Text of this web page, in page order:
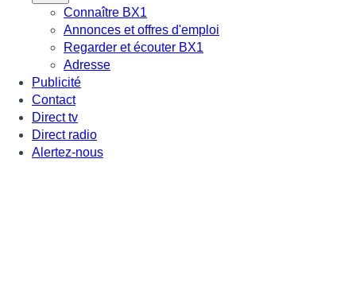
Connaître BX1
Annonces et offres d'emploi
Regarder et écouter BX1
Adresse
Publicité
Contact
Direct tv
Direct radio
Alertez-nous